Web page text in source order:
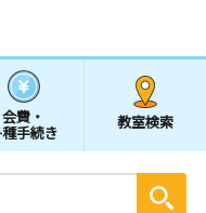
会費・
手続き
教室検索